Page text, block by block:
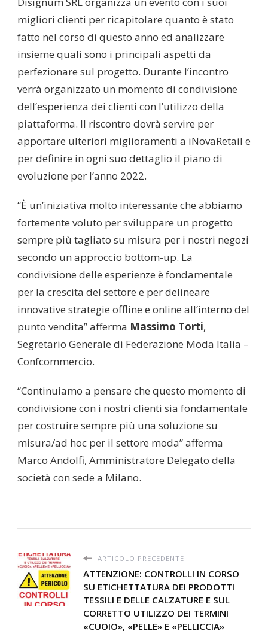
migliori clienti per ricapitolare quanto è stato
fatto nel corso di questo anno ed analizzare
insieme quali sono i principali aspetti da
perfezionare sul progetto. Durante l’incontro
verrà organizzato un momento di condivisione
dell’esperienza dei clienti con l’utilizzo della
piattaforma. Il riscontro dovrà servire per
apportare ulteriori miglioramenti a iNovaRetail e
per definire in ogni suo dettaglio il piano di
evoluzione per l’anno 2022.
“È un’iniziativa molto interessante che abbiamo
fortemente voluto per sviluppare un progetto
sempre più tagliato su misura per i nostri negozi
secondo un approccio bottom-up. La
condivisione delle esperienze è fondamentale
per la crescita del settore e per delineare
innovative strategie offline e online all’interno del
punto vendita” afferma Massimo Torti,
Segretario Generale di Federazione Moda Italia –
Confcommercio.
“Continuiamo a pensare che questo momento di
condivisione con i nostri clienti sia fondamentale
per costruire sempre più una soluzione su
misura/ad hoc per il settore moda” afferma
Marco Andolfi, Amministratore Delegato della
società con sede a Milano.
ARTICOLO PRECEDENTE
ATTENZIONE: CONTROLLI IN CORSO
SU ETICHETTATURA DEI PRODOTTI
TESSILI E DELLE CALZATURE E SUL
CORRETTO UTILIZZO DEI TERMINI
«CUOIO», «PELLE» E «PELLICCIA»